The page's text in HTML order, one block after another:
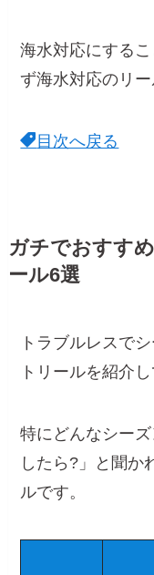
海水対応にする
ず海水対応のリー
目次へ戻る
ガチでおすす
ール6選
トラブルレスで
トリールを紹介
特にどんなシー
したら?」と聞か
ルです。